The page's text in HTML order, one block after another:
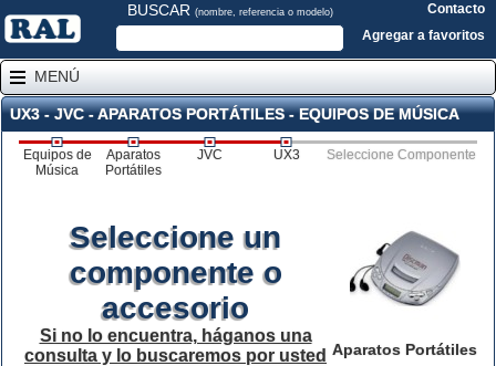
BUSCAR (nombre, referencia o modelo)
Contacto
Agregar a favoritos
MENÚ
UX3 - JVC - APARATOS PORTÁTILES - EQUIPOS DE MÚSICA
Equipos de
Música
Aparatos
Portátiles
JVC UX3 Seleccione Componente
Aparatos Portátiles
Seleccione un
componente o
accesorio
Si no lo encuentra, háganos una
consulta y lo buscaremos por usted